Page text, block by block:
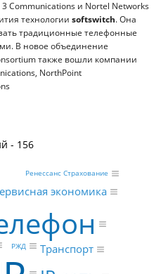
3 Communications и Nortel Networks
технологии softswitch. Она
традиционные телефонные
В новое объединение
также вошли компании
NorthPoint
- 156
Транспорт
экономика
РЖД
Ренессанс Страхование